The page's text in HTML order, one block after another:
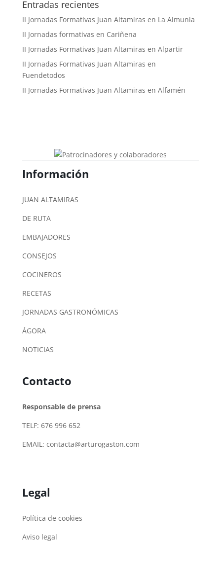
Entradas recientes
II Jornadas Formativas Juan Altamiras en La Almunia
II Jornadas formativas en Cariñena
II Jornadas Formativas Juan Altamiras en Alpartir
II Jornadas Formativas Juan Altamiras en
Fuendetodos
II Jornadas Formativas Juan Altamiras en Alfamén
Información
JUAN ALTAMIRAS
DE RUTA
EMBAJADORES
CONSEJOS
COCINEROS
RECETAS
JORNADAS GASTRONÓMICAS
ÁGORA
NOTICIAS
Contacto
Responsable de prensa
TELF: 676 996 652
EMAIL: contacta@arturogaston.com
Legal
Política de cookies
Aviso legal